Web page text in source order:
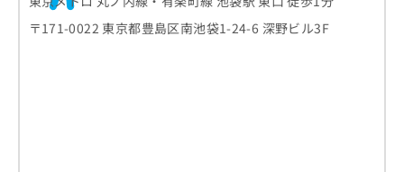
〒171-0022 東京都豊島区南池袋1-24-6 深野ビル3F